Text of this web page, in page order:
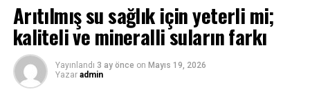
Arıtılmış su sağlık için yeterli mi;
kaliteli ve mineralli suların farkı
Yayınlandı 3 ay önce on Mayıs 19, 2026
Yazar admin